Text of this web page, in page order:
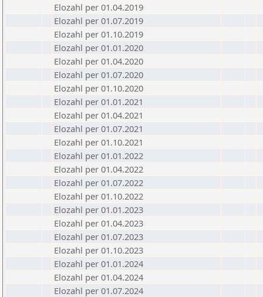
Elozahl per 01.04.2019
Elozahl per 01.07.2019
Elozahl per 01.10.2019
Elozahl per 01.01.2020
Elozahl per 01.04.2020
Elozahl per 01.07.2020
Elozahl per 01.10.2020
Elozahl per 01.01.2021
Elozahl per 01.04.2021
Elozahl per 01.07.2021
Elozahl per 01.10.2021
Elozahl per 01.01.2022
Elozahl per 01.04.2022
Elozahl per 01.07.2022
Elozahl per 01.10.2022
Elozahl per 01.01.2023
Elozahl per 01.04.2023
Elozahl per 01.07.2023
Elozahl per 01.10.2023
Elozahl per 01.01.2024
Elozahl per 01.04.2024
Elozahl per 01.07.2024